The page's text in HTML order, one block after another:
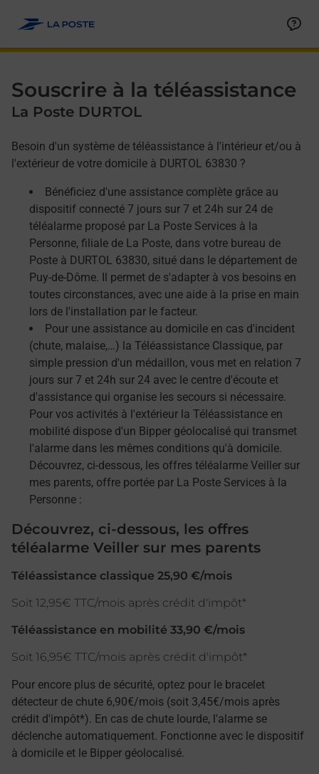
Souscrire à la téléassistance
La Poste DURTOL
Besoin d'un système de téléassistance à l'intérieur et/ou à
l'extérieur de votre domicile à DURTOL 63830 ?
Bénéficiez d'une assistance complète grâce au
dispositif connecté 7 jours sur 7 et 24h sur 24 de
téléalarme proposé par La Poste Services à la
Personne, filiale de La Poste, dans votre bureau de
Poste à DURTOL 63830, situé dans le département de
Puy-de-Dôme. Il permet de s'adapter à vos besoins en
toutes circonstances, avec une aide à la prise en main
lors de l'installation par le facteur.
Pour une assistance au domicile en cas d'incident
(chute, malaise,…) la Téléassistance Classique, par
simple pression d'un médaillon, vous met en relation 7
jours sur 7 et 24h sur 24 avec le centre d'écoute et
d'assistance qui organise les secours si nécessaire.
Pour vos activités à l'extérieur la Téléassistance en
mobilité dispose d'un Bipper géolocalisé qui transmet
l'alarme dans les mêmes conditions qu'à domicile.
Découvrez, ci-dessous, les offres téléalarme Veiller sur
mes parents, offre portée par La Poste Services à la
Personne :
Découvrez, ci-dessous, les offres
téléalarme Veiller sur mes parents
Téléassistance classique 25,90 €/mois
Soit 12,95€ TTC/mois après crédit d'impôt*
Téléassistance en mobilité 33,90 €/mois
Soit 16,95€ TTC/mois après crédit d'impôt*
Pour encore plus de sécurité, optez pour le bracelet
détecteur de chute 6,90€/mois (soit 3,45€/mois après
crédit d'impôt*). En cas de chute lourde, l'alarme se
déclenche automatiquement. Fonctionne avec le dispositif
à domicile et le Bipper géolocalisé.